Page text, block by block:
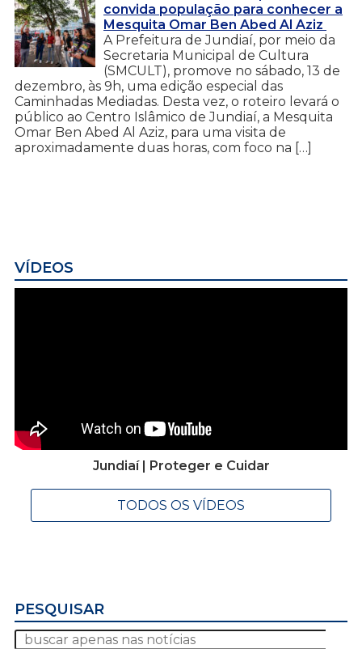
convida população para conhecer a
Mesquita Omar Ben Abed Al Aziz
A Prefeitura de Jundiaí, por meio da
Secretaria Municipal de Cultura
(SMCULT), promove no sábado, 13 de
dezembro, às 9h, uma edição especial das
Caminhadas Mediadas. Desta vez, o roteiro levará o
público ao Centro Islâmico de Jundiaí, a Mesquita
Omar Ben Abed Al Aziz, para uma visita de
aproximadamente duas horas, com foco na […]
VÍDEOS
Jundiaí | Proteger e Cuidar
TODOS OS VÍDEOS
PESQUISAR